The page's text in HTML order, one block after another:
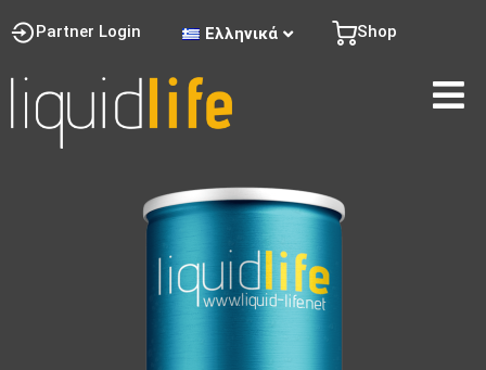
Partner Login Ελληνικά Shop